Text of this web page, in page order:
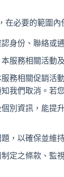
必要的範圍內
身份、聯絡或
服務相關活動
務相關促銷活
我們取消。若
別資訊，能提
，以確保並維
定之條款、監